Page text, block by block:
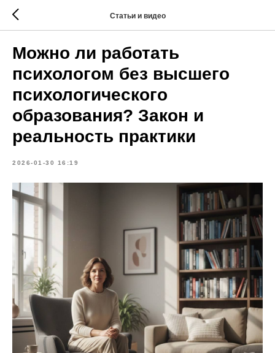
Статьи и видео
Можно ли работать
психологом без высшего
психологического
образования? Закон и
реальность практики
2026-01-30 16:19